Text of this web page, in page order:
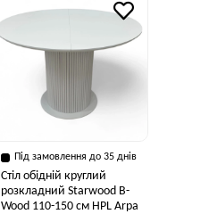
Під замовлення до 35 днів
Стіл обідній круглий
розкладний Starwood B-
Wood 110-150 см HPL Arpa